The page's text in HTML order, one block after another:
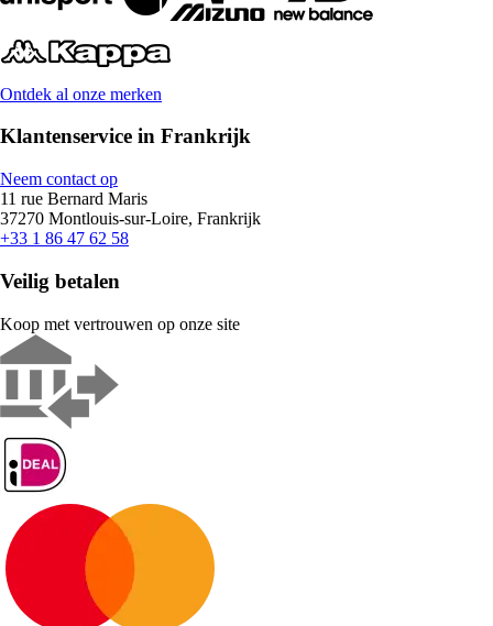
Ontdek al onze merken
Klantenservice in Frankrijk
Neem contact op
11 rue Bernard Maris
37270 Montlouis-sur-Loire, Frankrijk
+33 1 86 47 62 58
Veilig betalen
Koop met vertrouwen op onze site